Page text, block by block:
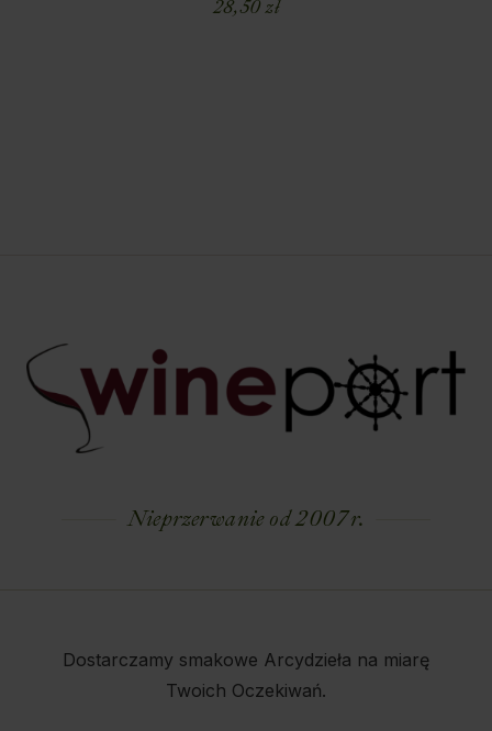
28,50zł
Nieprzerwanie od 2007 r.
Dostarczamy smakowe Arcydzieła na miarę
Twoich Oczekiwań.